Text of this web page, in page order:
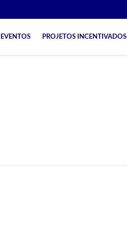
EVENTOS PROJETOS INCENTIVADOS